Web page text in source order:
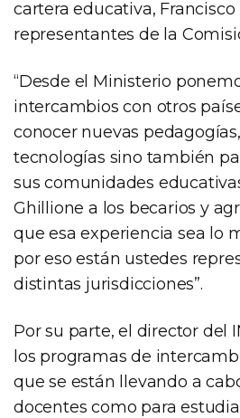
cartera educativa, Francisco
representantes de la
“Desde el Ministerio
intercambios con otros
conocer nuevas
tecnologías sino también
sus comunidades
Ghillione a los becarios y
que esa experiencia sea lo
por eso están ustedes
distintas jurisdicciones”.
Por su parte, el director del
los programas de
que se están llevando a
docentes como para